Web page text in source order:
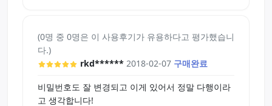
(0명 중 0명은 이 사용후기가 유용하다고 평가했습니
다.)
rkd****** 2018-02-07 구매완료
비밀번호도 잘 변경되고 이게 있어서 정말 다행이라
고 생각합니다!